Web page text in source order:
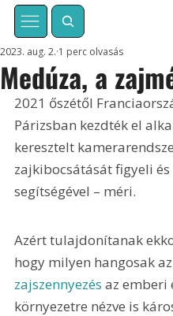
Medúza, a
2023. aug. 2. 1 perc olvasás
2021 őszétől
Párizsban kezdték el
keresztelt
zajkibocsátását figyeli
segítségével – méri.
Azért tulajdonítanak
hogy milyen hangosak
zajszennyezés az emberi
környezetre nézve is